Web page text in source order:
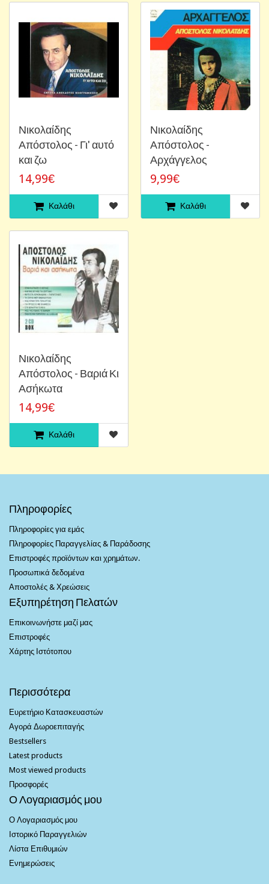
Νικολαίδης
Απόστολος - Γι' αυτό
και ζω
14,99€
Καλάθι
Νικολαίδης
Απόστολος -
Αρχάγγελος
9,99€
Καλάθι
Νικολαίδης
Απόστολος - Βαριά Κι
Ασήκωτα
14,99€
Καλάθι
Πληροφορίες
Πληροφορίες για εμάς
Πληροφορίες Παραγγελίας & Παράδοσης
Επιστροφές προϊόντων και χρημάτων.
Προσωπικά δεδομένα
Αποστολές & Χρεώσεις
Εξυπηρέτηση Πελατών
Επικοινωνήστε μαζί μας
Επιστροφές
Χάρτης Ιστότοπου
Περισσότερα
Ευρετήριο Κατασκευαστών
Αγορά Δωροεπιταγής
Bestsellers
Latest products
Most viewed products
Προσφορές
Ο Λογαριασμός μου
Ο Λογαριασμός μου
Ιστορικό Παραγγελιών
Λίστα Επιθυμιών
Ενημερώσεις